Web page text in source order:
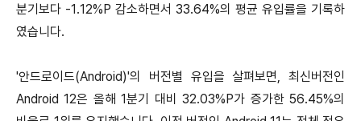
분기보다 -1.12%P 감소하면서 33.64%의 평균 유입률을 기록하
였습니다.
'안드로이드(Android)'의 버전별 유입을 살펴보면, 최신버전인
Android 12은 올해 1분기 대비 32.03%P가 증가한 56.45%의